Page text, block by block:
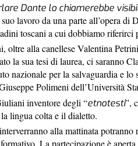
Dante lo chiamerebbe
lavoro da una parte all’opera di
toscani a cui dobbiamo riferirci
alla canellese Valentina
la sua tesi di laurea, ci saranno
nazionale per la salvaguardia e
Polimeni dell’Università
inventore degli “etnotesti”,
lingua colta e il dialetto.
alla mattinata potranno
La partecipazione è